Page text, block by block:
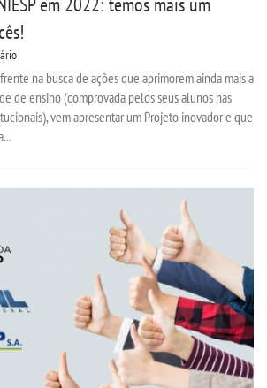
na busca de ações que aprimorem ainda mais a
de ensino (comprovada pelos seus alunos nas
vem apresentar um Projeto inovador e que